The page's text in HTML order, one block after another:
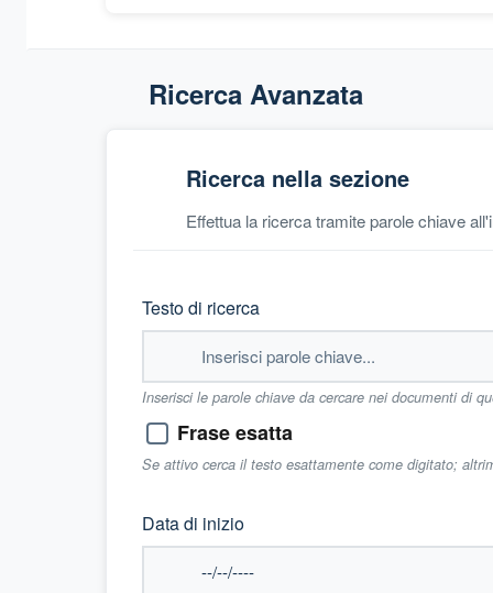
Ricerca Avanzata
Ricerca nella sezione
Effettua la ricerca tramite parole chiave
Testo di ricerca
Inserisci le parole chiave da cercare nei documenti di
Frase esatta
Se attivo cerca il testo esattamente come digitato;
Data di inizio